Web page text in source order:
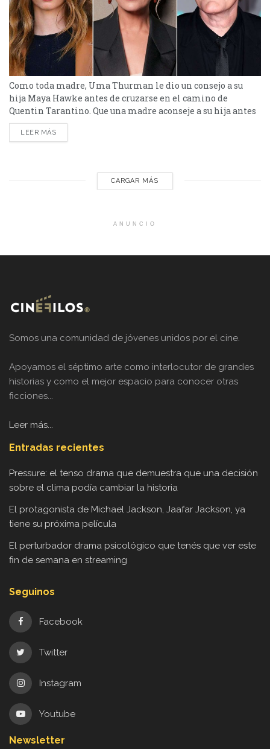
Como toda madre, Uma Thurman le dio un consejo a su
hija Maya Hawke antes de cruzarse en el camino de
Quentin Tarantino. Que una madre aconseje a su hija antes
de un trabajo nuevo no sorprende a nadie. Lo que sí
sorprende es el tipo de consejo. Maya Hawke lo reveló
LEER MÁS
CARGAR MÁS
ANUNCIO
Somos una comunidad de jóvenes unidos por el cine.
Apoyamos el séptimo arte como interlocutor de grandes
historias y como el mejor espacio para conocer otras
ficciones...
Leer más...
Entradas recientes
Pressure: el tenso drama que demuestra que una decisión
sobre el clima podía cambiar la historia
El protagonista de Michael Jackson, Jaafar Jackson, ya
tiene su próxima película
El perturbador drama psicológico que tenés que ver este
fin de semana en streaming
Seguinos
Facebook
Twitter
Instagram
Youtube
Newsletter